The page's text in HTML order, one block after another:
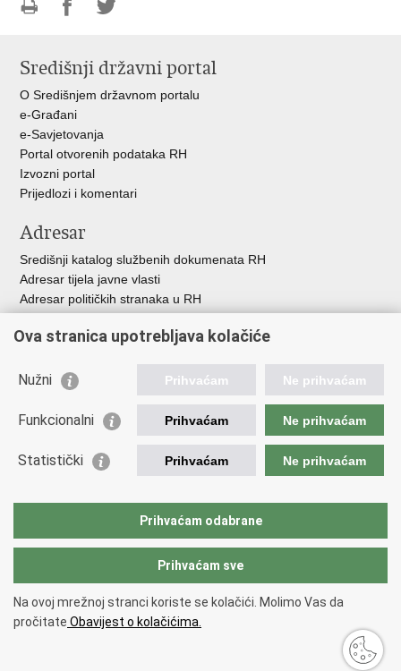
FacebookuTwitteru
Središnji državni portal
O Središnjem državnom portalu
e-Građani
e-Savjetovanja
Portal otvorenih podataka RH
Izvozni portal
Prijedlozi i komentari
Adresar
Središnji katalog službenih dokumenata RH
Adresar tijela javne vlasti
Adresar političkih stranaka u RH
Besplatni telefoni javne uprave
Važne poveznice
Vlada Republike Hrvatske
Europska komisija
Taxation and Customs Union
Copyright © 2026 Ministarstvo financija, Carinska uprava.
korištenja.
Ova stranica upotrebljava kolačiće
Nužni Prihvaćam Ne prihvaćam
Funkcionalni Prihvaćam Ne prihvaćam
Statistički Prihvaćam Ne prihvaćam
Prihvaćam odabrane
Prihvaćam sve
Na ovoj mrežnoj stranci koriste se kolačići. Molimo Vas da
pročitate Obavijest o kolačićima.